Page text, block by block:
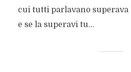
cui tutti parlavano superava
e se la superavi tu...